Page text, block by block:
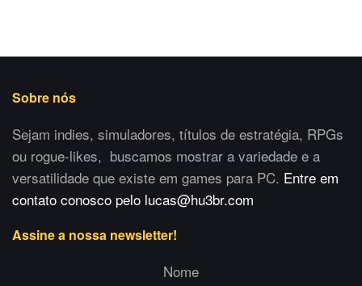
Sobre nós
Sejam indies, simuladores, títulos de estratégia, RPGs
ou rogue-likes, buscamos mostrar a variedade e a
versatilidade que existe em games para PC. Entre em
contato conosco pelo lucas@hu3br.com
Assine a nossa newsletter!
Nome